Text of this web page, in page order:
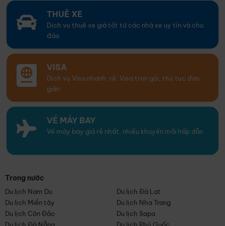
THUÊ XE
Dịch vụ thuê xe giá tốt từ các nhà xe uy tín và chu
đáo
VISA
Dịch vụ Visa nhanh, rẻ. Visa trọn gói, thủ tục đơn
giản
VÉ MÁY BAY
Vé máy bay giá rẻ nhất, nhiều khuyến mãi hấp dẫn
Trong nước
Du lịch Nam Du
Du lịch Đà Lạt
Du lịch Miền tây
Du lịch Nha Trang
Du lịch Côn Đảo
Du lịch Sapa